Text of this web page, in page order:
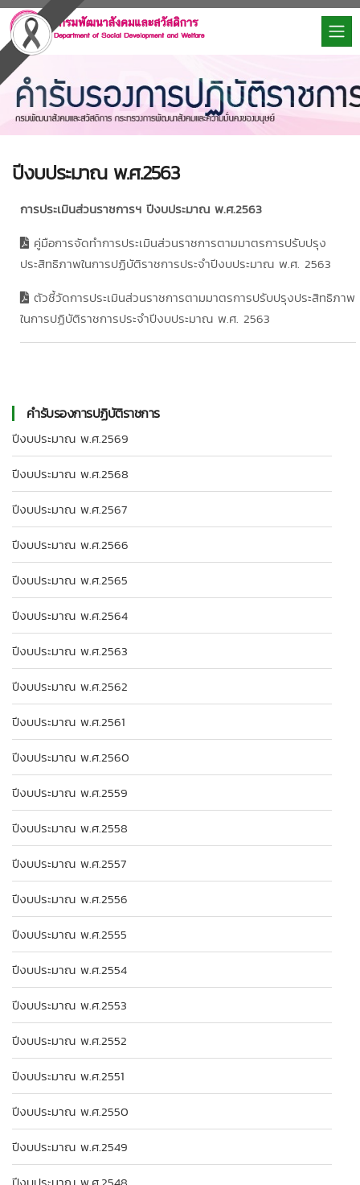
คำรับรองการปฏิบัติราชการ
ปีงบประมาณ พ.ศ.2569
ปีงบประมาณ พ.ศ.2568
ปีงบประมาณ พ.ศ.2567
ปีงบประมาณ พ.ศ.2566
ปีงบประมาณ พ.ศ.2565
ปีงบประมาณ พ.ศ.2564
ปีงบประมาณ พ.ศ.2563
ปีงบประมาณ พ.ศ.2562
ปีงบประมาณ พ.ศ.2561
ปีงบประมาณ พ.ศ.2560
ปีงบประมาณ พ.ศ.2559
ปีงบประมาณ พ.ศ.2558
ปีงบประมาณ พ.ศ.2557
ปีงบประมาณ พ.ศ.2556
ปีงบประมาณ พ.ศ.2555
ปีงบประมาณ พ.ศ.2554
ปีงบประมาณ พ.ศ.2553
ปีงบประมาณ พ.ศ.2552
ปีงบประมาณ พ.ศ.2551
ปีงบประมาณ พ.ศ.2550
ปีงบประมาณ พ.ศ.2549
ปีงบประมาณ พ.ศ.2563
การประเมินส่วนราชการฯ ปีงบประมาณ พ.ศ.2563
คู่มือการจัดทำการประเมินส่วนราชการตามมาตรการปรับปรุง
ประสิทธิภาพในการปฏิบัติราชการประจำปีงบประมาณ พ.ศ. 2563
ตัวชี้วัดการประเมินส่วนราชการตามมาตรการปรับปรุงประสิทธิภาพ
ในการปฏิบัติราชการประจำปีงบประมาณ พ.ศ. 2563